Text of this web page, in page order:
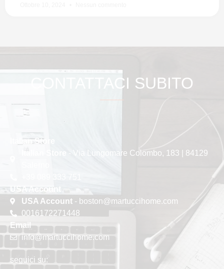
CONTATTACI SUBITO
Italian Store
Italian Store
- Via Lungomare Colombo, 183 | 84129
USA Account
USA Account- boston@martuccihome.com
0016172271448
Email
info@martuccihome.com
seguici su: